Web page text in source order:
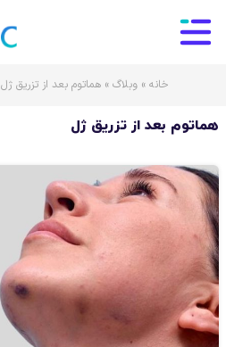
خانه » وبلاگ » هماتوم بعد از تزریق ژل
هماتوم بعد از تزریق ژل